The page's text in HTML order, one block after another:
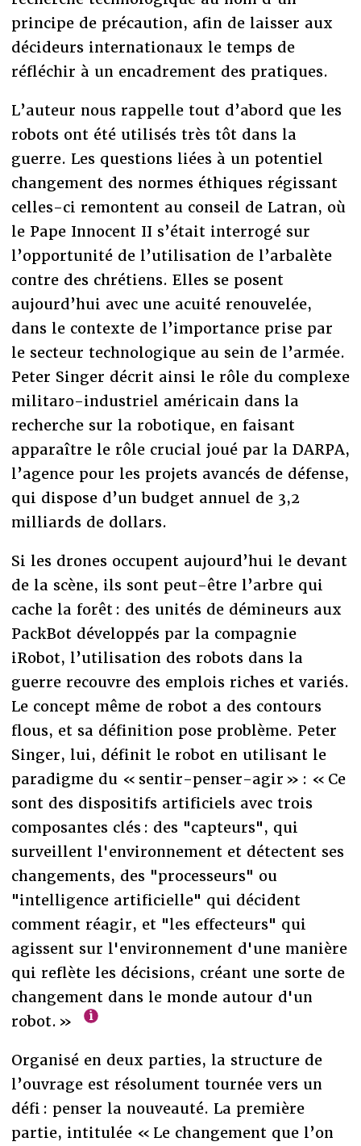
principe de précaution, afin de laisser aux
décideurs internationaux le temps de
réfléchir à un encadrement des pratiques.
L’auteur nous rappelle tout d’abord que les
robots ont été utilisés très tôt dans la
guerre. Les questions liées à un potentiel
changement des normes éthiques régissant
celles-ci remontent au conseil de Latran, où
le Pape Innocent II s’était interrogé sur
l’opportunité de l’utilisation de l’arbalète
contre des chrétiens. Elles se posent
aujourd’hui avec une acuité renouvelée,
dans le contexte de l’importance prise par
le secteur technologique au sein de l’armée.
Peter Singer décrit ainsi le rôle du complexe
militaro-industriel américain dans la
recherche sur la robotique, en faisant
apparaître le rôle crucial joué par la DARPA,
l’agence pour les projets avancés de défense,
qui dispose d’un budget annuel de 3,2
milliards de dollars.
Si les drones occupent aujourd’hui le devant
de la scène, ils sont peut-être l’arbre qui
cache la forêt : des unités de démineurs aux
PackBot développés par la compagnie
iRobot, l’utilisation des robots dans la
guerre recouvre des emplois riches et variés.
Le concept même de robot a des contours
flous, et sa définition pose problème. Peter
Singer, lui, définit le robot en utilisant le
paradigme du « sentir-penser-agir » : « Ce
sont des dispositifs artificiels avec trois
composantes clés : des "capteurs", qui
surveillent l'environnement et détectent ses
changements, des "processeurs" ou
"intelligence artificielle" qui décident
comment réagir, et "les effecteurs" qui
agissent sur l'environnement d'une manière
qui reflète les décisions, créant une sorte de
changement dans le monde autour d'un
robot. »
Organisé en deux parties, la structure de
l’ouvrage est résolument tournée vers un
défi : penser la nouveauté. La première
partie, intitulée « Le changement que l’on